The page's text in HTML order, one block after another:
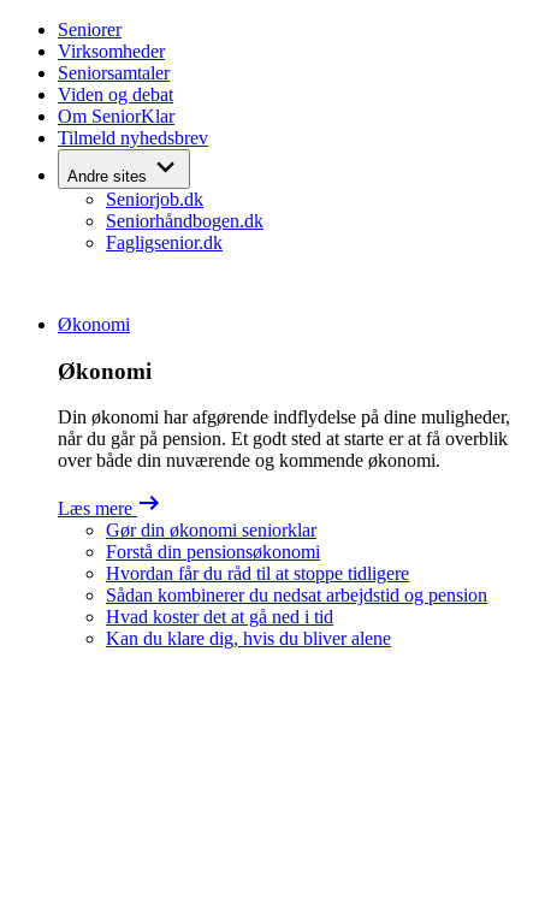
Skip
content
Seniorer
Virksomheder
Seniorsamtaler
Viden og debat
Om SeniorKlar
Tilmeld nyhedsbrev
Andre sites
Seniorjob.dk
Seniorhåndbogen.dk
Fagligsenior.dk
Økonomi
Økonomi
Din økonomi har afgørende indflydelse på dine muligheder,
når du går på pension. Et godt sted at starte er at få overblik
over både din nuværende og kommende økonomi.
Læs mere
Gør din økonomi seniorklar
Forstå din pensionsøkonomi
Hvordan får du råd til at stoppe tidligere
Sådan kombinerer du nedsat arbejdstid og pension
Hvad koster det at gå ned i tid
Kan du klare dig, hvis du bliver alene